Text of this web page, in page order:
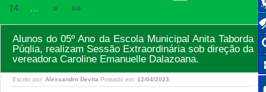
14
… » »»
Alunos do 05º Ano da Escola Municipal Anita Taborda
Púglia, realizam Sessão Extraordinária sob direção da
vereadora Caroline Emanuelle Dalazoana.
Escrito por: Alexsandro Devita Postado em: 12/04/2023